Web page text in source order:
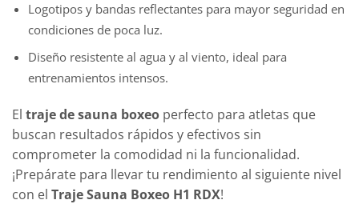
Logotipos y bandas reflectantes para mayor seguridad en
condiciones de poca luz.
Diseño resistente al agua y al viento, ideal para
entrenamientos intensos.
El traje de sauna boxeo perfecto para atletas que
buscan resultados rápidos y efectivos sin
comprometer la comodidad ni la funcionalidad.
¡Prepárate para llevar tu rendimiento al siguiente nivel
con el Traje Sauna Boxeo H1 RDX!